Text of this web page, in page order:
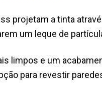
projetam a tinta
um leque de
limpos e um
para revestir